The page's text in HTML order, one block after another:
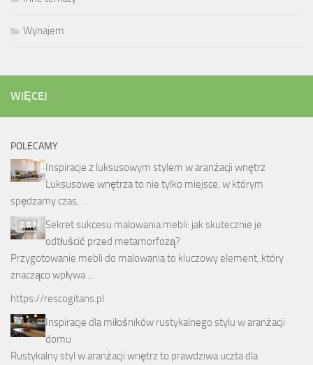
Wynajem
WIĘCEJ
POLECAMY
Inspiracje z luksusowym stylem w aranżacji wnętrz
Luksusowe wnętrza to nie tylko miejsce, w którym
spędzamy czas, …
Sekret sukcesu malowania mebli: jak skutecznie je
odtłuścić przed metamorfozą?
Przygotowanie mebli do malowania to kluczowy element, który
znacząco wpływa …
https://rescogitans.pl
Inspiracje dla miłośników rustykalnego stylu w aranżacji
domu
Rustykalny styl w aranżacji wnętrz to prawdziwa uczta dla